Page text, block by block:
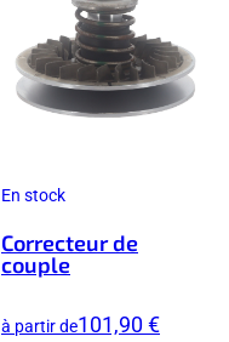
En stock
Correcteur de
couple
à partir de101,90 €